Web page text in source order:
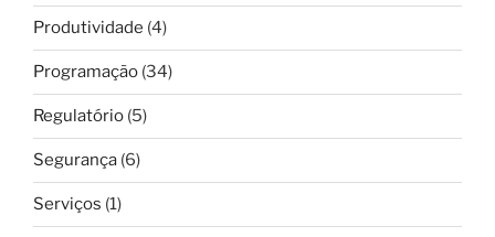
Produtividade (4)
Programação (34)
Regulatório (5)
Segurança (6)
Serviços (1)